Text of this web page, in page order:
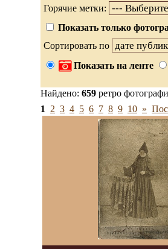
Горячие метки:
Показать только
Сортировать по
Показать на ленте
Найдено: 659 ретро
1
2 3 4 5 6 7 8 9 10 »